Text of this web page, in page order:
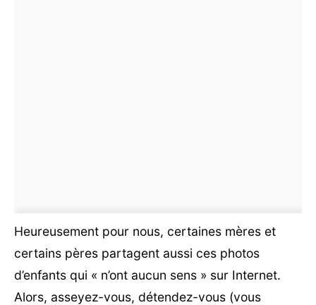
Heureusement pour nous, certaines mères et
certains pères partagent aussi ces photos
d’enfants qui « n’ont aucun sens » sur Internet.
Alors, asseyez-vous, détendez-vous (vous